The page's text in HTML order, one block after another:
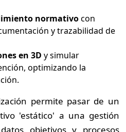
normativocon
y trazabilidad de
en 3D y simular
optimizando la
permite pasar de un
'estático' a una gestión
objetivos y procesos